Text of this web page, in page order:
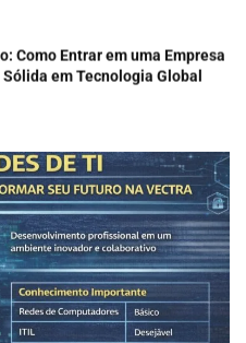
Como Entrar em uma Empresa
em Tecnologia Global